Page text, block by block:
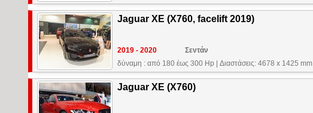
Jaguar XE (X760, facelift 2019)
2019 - 2020
Σεντάν
δύναμη : από 180 έως 300 Hp
Διαστάσεις: 4678 x 1425 mm
Jaguar XE (X760)